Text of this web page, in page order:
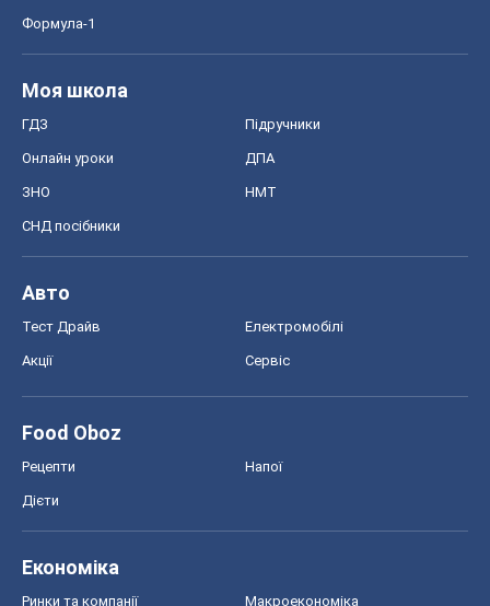
Формула-1
Моя школа
ГДЗ Підручники
Онлайн уроки ДПА
ЗНО НМТ
СНД посібники
Авто
Тест Драйв Електромобілі
Акції Сервіс
Food Oboz
Рецепти Напої
Дієти
Економіка
Ринки та компанії Макроекономіка